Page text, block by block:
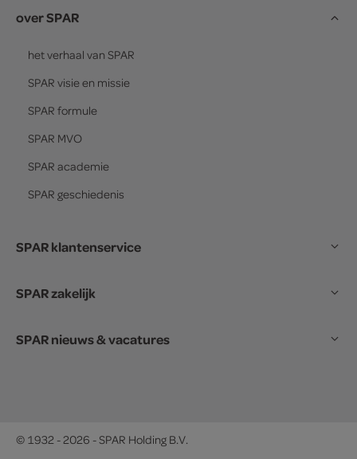
over SPAR
het verhaal van SPAR
SPAR visie en missie
SPAR formule
SPAR MVO
SPAR academie
SPAR geschiedenis
SPAR klantenservice
SPAR zakelijk
SPAR nieuws & vacatures
© 1932 - 2026 - SPAR Holding B.V.